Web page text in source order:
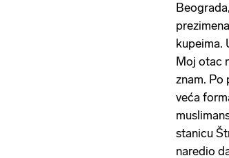
kupeima.
Moj otac
znam. Po
veća
stanicu
naredio